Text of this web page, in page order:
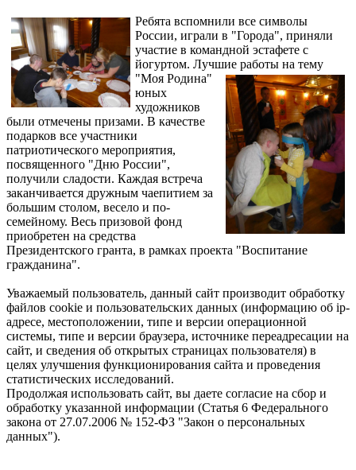
Ребята вспомнили все символы
России, играли в "Города", приняли
участие в командной эстафете с
йогуртом. Лучшие работы на тему
"Моя Родина"
юных
художников
были отмечены призами. В качестве
подарков все участники
патриотического мероприятия,
посвященного "Дню России",
получили сладости. Каждая встреча
заканчивается дружным чаепитием за
большим столом, весело и по-
семейному. Весь призовой фонд
приобретен на средства
Президентского гранта, в рамках проекта "Воспитание
гражданина".
Уважаемый пользователь, данный сайт производит обработку
файлов cookie и пользовательских данных (информацию об ip-
адресе, местоположении, типе и версии операционной
системы, типе и версии браузера, источнике переадресации на
сайт, и сведения об открытых страницах пользователя) в
целях улучшения функционирования сайта и проведения
статистических исследований.
Продолжая использовать сайт, вы даете согласие на сбор и
обработку указанной информации (Статья 6 Федерального
закона от 27.07.2006 № 152-ФЗ "Закон о персональных
данных").